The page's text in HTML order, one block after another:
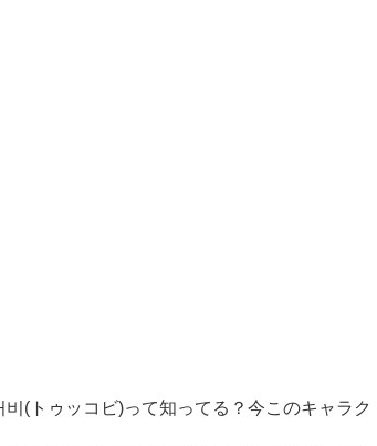
(トゥッコビ)って知ってる？今このキャラク